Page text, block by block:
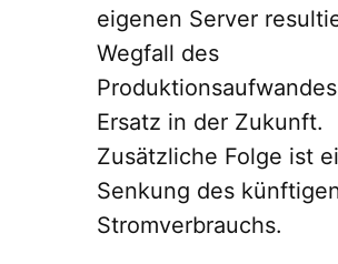
eigenen Server
Wegfall des
Ersatz in der Zukunft.
Zusätzliche Folge ist
Senkung des
Stromverbrauchs.